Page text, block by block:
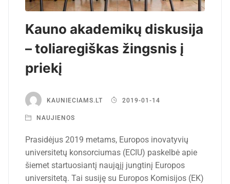
Kauno akademikų diskusija
– toliaregiškas žingsnis į
priekį
KAUNIECIAMS.LT 2019-01-14
NAUJIENOS
Prasidėjus 2019 metams, Europos inovatyvių
universitetų konsorciumas (ECIU) paskelbė apie
šiemet startuosiantį naująjį jungtinį Europos
universitetą. Tai susiję su Europos Komisijos (EK)